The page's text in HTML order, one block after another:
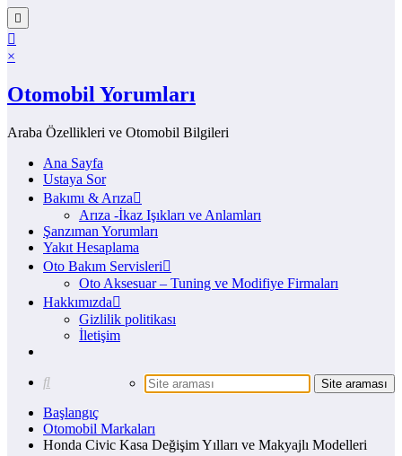
×
Otomobil Yorumları
Araba Özellikleri ve Otomobil Bilgileri
Ana Sayfa
Ustaya Sor
Bakımı & Arıza
Arıza -İkaz Işıkları ve Anlamları
Şanzıman Yorumları
Yakıt Hesaplama
Oto Bakım Servisleri
Oto Aksesuar – Tuning ve Modifiye Firmaları
Hakkımızda
Gizlilik politikası
İletişim
Başlangıç
Otomobil Markaları
Honda Civic Kasa Değişim Yılları ve Makyajlı Modelleri